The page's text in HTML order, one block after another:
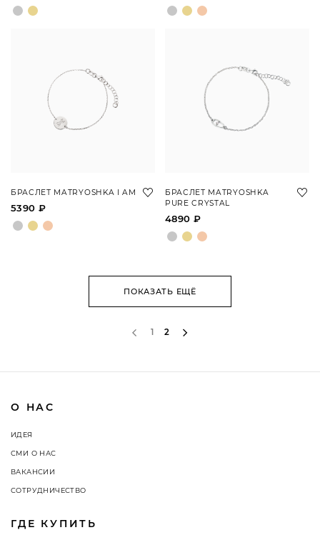
БРАСЛЕТ MATRYOSHKA I AM
5390 ₽
БРАСЛЕТ MATRYOSHKA
PURE CRYSTAL
4890 ₽
ПОКАЗАТЬ ЕЩЁ
1 2
О НАС
ИДЕЯ
СМИ О НАС
ВАКАНСИИ
СОТРУДНИЧЕСТВО
ГДЕ КУПИТЬ